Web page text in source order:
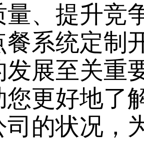
量、提升竞
餐系统定制
发展至关重
您更好地了
司的状况，